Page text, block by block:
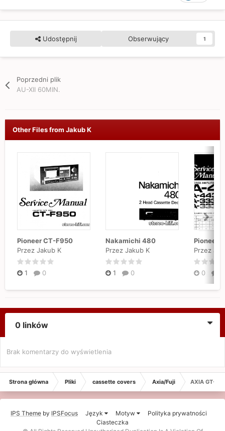
Udostępnij Obserwujący 1
Poprzedni plik
AU-XII 60MIN.
Other Files from Jakub K
Pioneer CT-F950
Przez Jakub K
1 0
Nakamichi 480
Przez Jakub K
1 0
Pioneer
Przez
0
0 linków
Brak komentarzy do wyświetlenia
Strona główna Pliki cassette covers Axia/Fuji AXIA GT-IIx
IPS Theme by IPSFocus Język Motyw
Polityka prywatności
Ciasteczka